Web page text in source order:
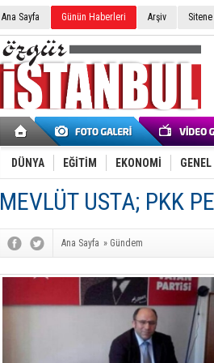
Ana Sayfa Günün Haberleri Arşiv
DÜNYA EĞİTİM EKONOMİ GENEL
MEVLÜT USTA; PKK
Ana Sayfa » Gündem